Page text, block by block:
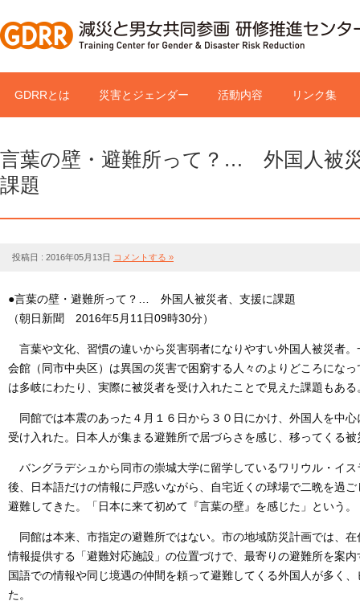
GDRRとは 災害とジェンダー 活動内容 リンク集
言葉の壁・避難所って？… 外国人被
課題
投稿日 : 2016年05月13日 コメントする »
●言葉の壁・避難所って？… 外国人被災者、支援に課題
（朝日新聞 2016年5月11日09時30分）
言葉や文化、習慣の違いから災害弱者になりやすい外国人被災者
会館（同市中央区）は異国の災害で困窮する人々のよりどころにな
は多岐にわたり、実際に被災者を受け入れたことで見えた課題もある
同館では本震のあった４月１６日から３０日にかけ、外国人を中
受け入れた。日本人が集まる避難所で居づらさを感じ、移ってくる
バングラデシュから同市の崇城大学に留学しているワリウル・イ
後、日本語だけの情報に戸惑いながら、自宅近くの球場で二晩を過
避難してきた。「日本に来て初めて『言葉の壁』を感じた」という。
同館は本来、市指定の避難所ではない。市の地域防災計画では、
情報提供する「避難対応施設」の位置づけで、最寄りの避難所を案
国語での情報や同じ境遇の仲間を頼って避難してくる外国人が多く
た。